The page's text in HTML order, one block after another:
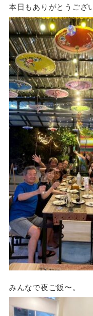
本日もありがとうござ
みんなで夜ご飯〜。